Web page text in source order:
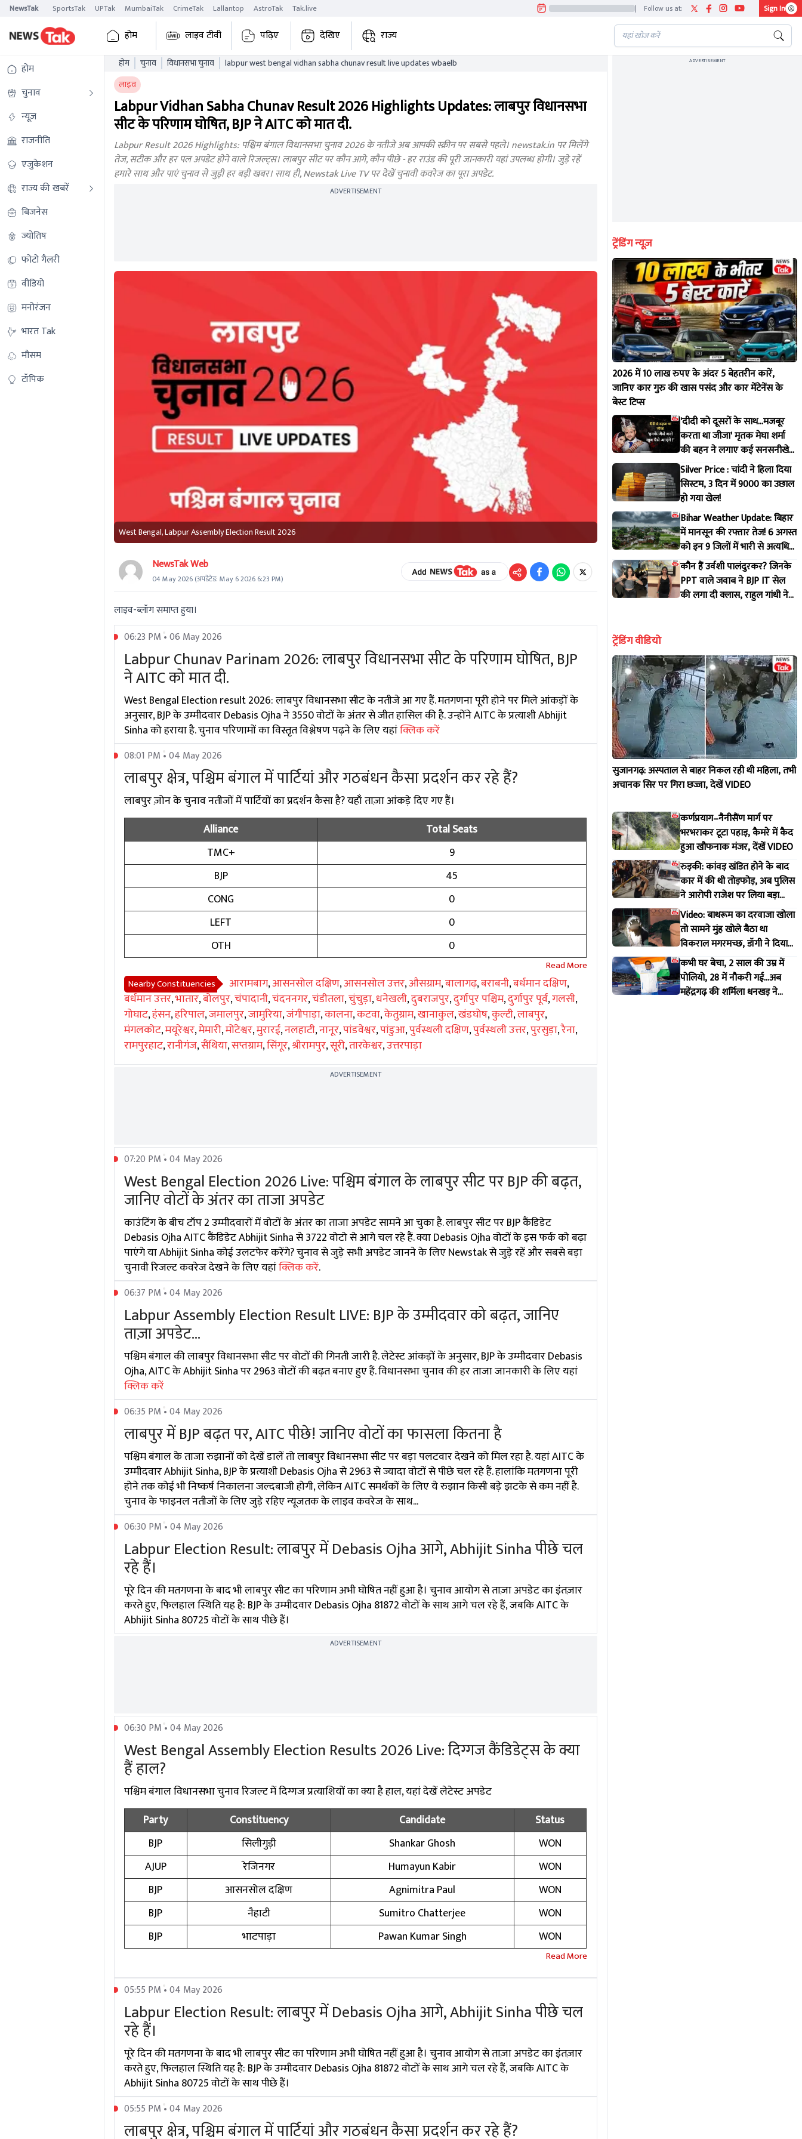
NewsTak SportsTak UPTak MumbaiTak CrimeTak Lallantop AstroTak Tak.live | Follow us at: Sign In
होम लाइव टीवी पढ़िए देखिए राज्य
होम
चुनाव
न्यूज़
राजनीति
एजुकेशन
राज्य की खबरें
बिजनेस
ज्योतिष
फोटो गैलरी
वीडियो
मनोरंजन
भारत Tak
मौसम
टॉपिक
होम चुनाव विधानसभा चुनाव
labpur west bengal vidhan sabha chunav result live updates wbaelb
लाइव
Labpur Vidhan Sabha Chunav Result 2026 Highlights Updates: लाबपुर विधानसभा
सीट के परिणाम घोषित, BJP ने AITC को मात दी.
Labpur Result 2026 Highlights: पश्चिम बंगाल विधानसभा चुनाव 2026 के नतीजे अब आपकी स्क्रीन पर सबसे पहले। newstak.in पर मिलेंगे
तेज, सटीक और हर पल अपडेट होने वाले रिजल्ट्स। लाबपुर सीट पर कौन आगे, कौन पीछे - हर राउंड की पूरी जानकारी यहां उपलब्ध होगी। जुड़े रहें
हमारे साथ और पाएं चुनाव से जुड़ी हर बड़ी खबर। साथ ही, Newstak Live TV पर देखें चुनावी कवरेज का पूरा अपडेट.
ADVERTISEMENT
West Bengal, Labpur Assembly Election Result 2026
NewsTak Web
04 May 2026(अपडेटेड: May 6 2026 6:23 PM)
लाइव-ब्लॉग समाप्त हुया।
06:23 PM • 06 May 2026
Labpur Chunav Parinam 2026: लाबपुर विधानसभा सीट के परिणाम घोषित, BJP
ने AITC को मात दी.
West Bengal Election result 2026: लाबपुर विधानसभा सीट के नतीजे आ गए हैं. मतगणना पूरी होने पर मिले आंकड़ों के
अनुसार, BJP के उम्मीदवार Debasis Ojha ने 3550 वोटों के अंतर से जीत हासिल की है. उन्होंने AITC के प्रत्याशी Abhijit
Sinha को हराया है. चुनाव परिणामों का विस्तृत विश्लेषण पढ़ने के लिए यहांक्लिक करें
08:01 PM • 04 May 2026
लाबपुर क्षेत्र, पश्चिम बंगाल में पार्टियां और गठबंधन कैसा प्रदर्शन कर रहे हैं?
लाबपुर ज़ोन के चुनाव नतीजों में पार्टियों का प्रदर्शन कैसा है? यहाँ ताज़ा आंकड़े दिए गए हैं।
Alliance
Total Seats
TMC+
9
BJP
45
CONG
0
LEFT
0
OTH
0
Nearby Constituencies आरामबाग,आसनसोल दक्षिण,आसनसोल उत्तर,औसग्राम,बालागढ़,बराबनी,बर्धमान दक्षिण,
बर्धमान उत्तर,भातार,बोलपुर,चंपादानी,चंदननगर,चंडीतला,चुंचुड़ा,धनेखली,दुबराजपुर,दुर्गापुर पश्चिम,दुर्गापुर पूर्व,गलसी,
गोघाट,हंसन,हरिपाल,जमालपुर,जामुरिया,जंगीपाड़ा,कालना,कटवा,केतुग्राम,खानाकुल,खंडघोष,कुल्टी,लाबपुर,
मंगलकोट,मयूरेश्वर,मेमारी,मोंटेश्वर,मुरारई,नलहाटी,नानूर,पांडवेश्वर,पांडुआ,पुर्वस्थली दक्षिण,पुर्वस्थली उत्तर,पुरसुड़ा,रैना,
रामपुरहाट,रानीगंज,सैंथिया,सप्तग्राम,सिंगूर,श्रीरामपुर,सूरी,तारकेश्वर,उत्तरपाड़ा
ADVERTISEMENT
07:20 PM • 04 May 2026
West Bengal Election 2026 Live: पश्चिम बंगाल के लाबपुर सीट पर BJP की बढ़त,
जानिए वोटों के अंतर का ताजा अपडेट
काउंटिंग के बीच टॉप 2 उम्मीदवारों में वोटों के अंतर का ताजा अपडेट सामने आ चुका है. लाबपुर सीट पर BJP कैंडिडेट
Debasis Ojha AITC कैंडिडेट Abhijit Sinha से 3722 वोटो से आगे चल रहे हैं. क्या Debasis Ojha वोटों के इस फर्क को बढ़ा
पाएंगे या Abhijit Sinha कोई उलटफेर करेंगे? चुनाव से जुड़े सभी अपडेट जानने के लिए Newstak से जुड़े रहें और सबसे बड़ा
चुनावी रिजल्ट कवरेज देखने के लिए यहांक्लिक करें.
06:37 PM • 04 May 2026
Labpur Assembly Election Result LIVE: BJP के उम्मीदवार को बढ़त, जानिए
ताज़ा अपडेट...
पश्चिम बंगाल की लाबपुर विधानसभा सीट पर वोटों की गिनती जारी है. लेटेस्ट आंकड़ों के अनुसार, BJP के उम्मीदवार Debasis
Ojha, AITC के Abhijit Sinha पर 2963 वोटों की बढ़त बनाए हुए हैं. विधानसभा चुनाव की हर ताजा जानकारी के लिए यहां
क्लिक करें
06:35 PM • 04 May 2026
लाबपुर में BJP बढ़त पर, AITC पीछे! जानिए वोटों का फासला कितना है
पश्चिम बंगाल के ताजा रुझानों को देखें डालें तो लाबपुर विधानसभा सीट पर बड़ा पलटवार देखने को मिल रहा है. यहां AITC के
उम्मीदवार Abhijit Sinha, BJP के प्रत्याशी Debasis Ojha से 2963 से ज्यादा वोटों से पीछे चल रहे हैं. हालांकि मतगणना पूरी
होने तक कोई भी निष्कर्ष निकालना जल्दबाजी होगी, लेकिन AITC समर्थकों के लिए ये रुझान किसी बड़े झटके से कम नहीं है.
चुनाव के फाइनल नतीजों के लिए जुड़े रहिए न्यूजतक के लाइव कवरेज के साथ...
06:30 PM • 04 May 2026
Labpur Election Result: लाबपुर में Debasis Ojha आगे, Abhijit Sinha पीछे चल
रहे हैं।
पूरे दिन की मतगणना के बाद भी लाबपुर सीट का परिणाम अभी घोषित नहीं हुआ है। चुनाव आयोग से ताज़ा अपडेट का इंतज़ार
करते हुए, फिलहाल स्थिति यह है: BJP के उम्मीदवार Debasis Ojha 81872 वोटों के साथ आगे चल रहे हैं, जबकि AITC के
Abhijit Sinha 80725 वोटों के साथ पीछे हैं।
ADVERTISEMENT
06:30 PM • 04 May 2026
West Bengal Assembly Election Results 2026 Live: दिग्गज कैंडिडेट्स के क्या
हैं हाल?
पश्चिम बंगाल विधानसभा चुनाव रिजल्ट में दिग्गज प्रत्याशियों का क्या है हाल, यहां देखें लेटेस्ट अपडेट
Party
Constituency Candidate
Status
BJP
सिलीगुड़ी Shankar Ghosh
WON
AJUP
रेजिनगर Humayun Kabir
WON
BJP
आसनसोल दक्षिण Agnimitra Paul
WON
BJP
नैहाटी Sumitro Chatterjee
WON
BJP
भाटपाड़ा Pawan Kumar Singh WON
05:55 PM • 04 May 2026
Labpur Election Result: लाबपुर में Debasis Ojha आगे, Abhijit Sinha पीछे चल
रहे हैं।
पूरे दिन की मतगणना के बाद भी लाबपुर सीट का परिणाम अभी घोषित नहीं हुआ है। चुनाव आयोग से ताज़ा अपडेट का इंतज़ार
करते हुए, फिलहाल स्थिति यह है: BJP के उम्मीदवार Debasis Ojha 81872 वोटों के साथ आगे चल रहे हैं, जबकि AITC के
Abhijit Sinha 80725 वोटों के साथ पीछे हैं।
05:55 PM • 04 May 2026
लाबपुर क्षेत्र, पश्चिम बंगाल में पार्टियां और गठबंधन कैसा प्रदर्शन कर रहे हैं?
ADVERTISEMENT
ट्रेंडिंग न्यूज़
2026 में 10 लाख रुपए के अंदर 5 बेहतरीन कारें,
जानिए कार गुरु की खास पसंद और कार मेंटेनेंस के
बेस्ट टिप्स
'दीदी को दूसरों के साथ...मजबूर
करता था जीजा' मृतक मेघा शर्मा
की बहन ने लगाए कई सनसनीखेज
आरोप !
Silver Price : चांदी ने हिला दिया
सिस्टम, 3 दिन में 9000 का उछाल
हो गया खेल!
Bihar Weather Update: बिहार
में मानसून की रफ्तार तेज! 6 अगस्त
को इन 9 जिलों में भारी से अत्यधिक
भारी बारिश की चेतावनी, जानें
अपने जिले का हाल!
कौन हैं उर्वशी पालंदुरकर? जिनके
PPT वाले जवाब ने BJP IT सेल
की लगा दी क्लास, राहुल गांधी ने
ट्रेंडिंग वीडियो
सुजानगढ़: अस्पताल से बाहर निकल रही थी महिला, तभी
अचानक सिर पर गिरा छज्जा, देखें VIDEO
कर्णप्रयाग–नैनीसैंण मार्ग पर
भरभराकर टूटा पहाड़, कैमरे में कैद
हुआ खौफनाक मंजर, देंखें VIDEO
रुड़की: कांवड़ खंडित होने के बाद
कार में की थी तोड़फोड़, अब पुलिस
ने आरोपी राजेश पर लिया बड़ा
एक्शन
Video: बाथरूम का दरवाजा खोला
तो सामने मुंह खोले बैठा था
विकराल मगरमच्छ, डॉगी ने दिया
मकान मालिक को इशारा
कभी घर बेचा, 2 साल की उम्र में
पोलियो, 28 में नौकरी गई...अब
महेंद्रगढ़ की शर्मिला धनखड़ ने